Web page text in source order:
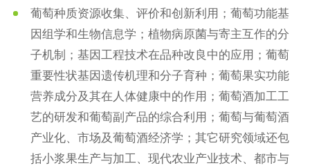
葡萄种质资源收集、评价和创新利用；葡萄功能基
因组学和生物信息学；植物病原菌与寄主互作的分
子机制；基因工程技术在品种改良中的应用；葡萄
重要性状基因遗传机理和分子育种；葡萄果实功能
营养成分及其在人体健康中的作用；葡萄酒加工工
艺的研发和葡萄副产品的综合利用；葡萄与葡萄酒
产业化、市场及葡萄酒经济学；其它研究领域还包
括小浆果生产与加工、现代农业产业技术、都市与